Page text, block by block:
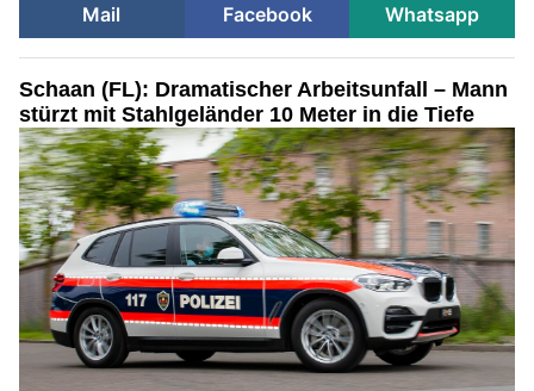
Mail
Facebook Whatsapp
Schaan (FL): Dramatischer Arbeitsunfall – Mann
stürzt mit Stahlgeländer 10 Meter in die Tiefe